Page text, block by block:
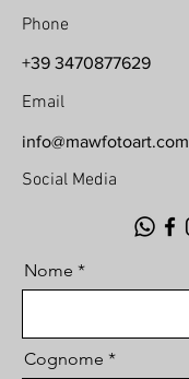
Phone
+39 3470877629
Email
info@mawfotoart.com
Social Media
Nome
Cognome